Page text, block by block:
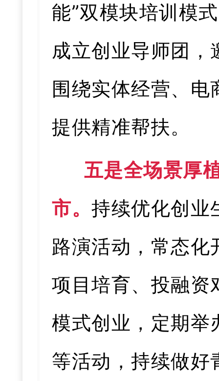
能”双模块培训模
成立创业导师团
围绕实体经营、
提供精准帮扶。
五是全场景厚
市。 持续优化创业
路演活动，常态化
项目培育、投融资
模式创业，定期举
等活动，持续做好